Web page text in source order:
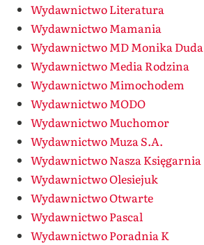
Wydawnictwo Literatura
Wydawnictwo Mamania
Wydawnictwo MD Monika Duda
Wydawnictwo Media Rodzina
Wydawnictwo Mimochodem
Wydawnictwo MODO
Wydawnictwo Muchomor
Wydawnictwo Muza S.A.
Wydawnictwo Nasza Księgarnia
Wydawnictwo Olesiejuk
Wydawnictwo Otwarte
Wydawnictwo Pascal
Wydawnictwo Poradnia K